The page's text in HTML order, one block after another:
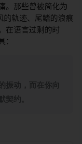
。那些曾被简化为
的轨迹、尾鳍的浪痕
在语言过剩的时
振动，而在你向
约。​